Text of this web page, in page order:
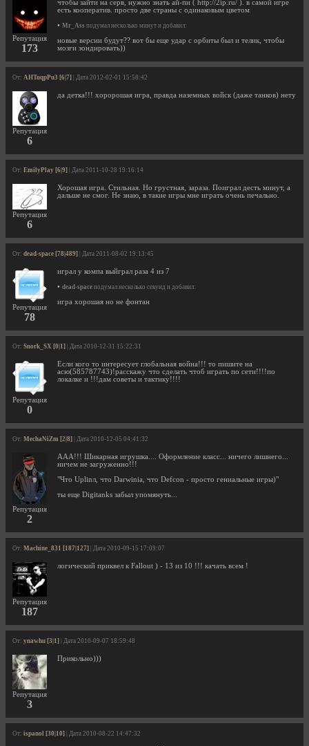
Репутация
173
чтобы зайти на серв, нужно знать ай-пи ( http://2ip.ru/ ). в самой игре
есть кооператив. просто две страны с одинаковым цветом
• Mr_Ass подумал несколько минут и добавил:
новые версии будут?? вот бы еще удар с орбиты был и телик, чтобы
мозги зондировать))
От: AHTuqpPu3 [6|7] | Дата 2012-02-01 15:58:42
Репутация
6
да детка!!! хоророшая игра, правда наземных войск (даже танков) нету
От: EmilyPlay [6|9] | Дата 2011-10-28 19:16:14
Репутация
6
Хорошая игра. Стильная. Но грустная, зараза. Поиграл десть минут, а
дальше не смог. Не знаю, в такие игры мне играть очень печально.
От: dead-space [78|489] | Дата 2011-08-02 19:13:45
Репутация
78
играл у компа выйграл раза 4 из 7
• dead-space подумал несколько секунд и добавил:
игра хорошая но не фонтан
От: Snork_SX [0|1] | Дата 2010-12-31 15:22:31
Репутация
0
Если кого то интересует глобальная война!!! то пишите на
асю(585787743)!расскажу что сделать чтоб играть по сети!!!!по
локалке и !!!дам советы и тактику!!!!
От: MechaNiZm [2|8] | Дата 2010-12-05 04:41:32
Репутация
2
ААА!!! Шикарная игрушка.... Оформление класс... ничего лишнего...
ничем не загруженно!!!
"Что Uplinл, что Darwinia, что Defcon - просто гениальные игры)"
ты еще Digitanks забыл упомянуть...
От: Machine_831 [187|127] | Дата 2010-09-15 17:09:07
Репутация
187
логический приквел к Fallout ) - 13 из 10 !!! качать всем !
От: ynawhu [3|1] | Дата 2010-09-07 18:59:48
Репутация
3
Прикольно)))
От: ispanol [30|10] | Дата 2010-08-22 14:47:32